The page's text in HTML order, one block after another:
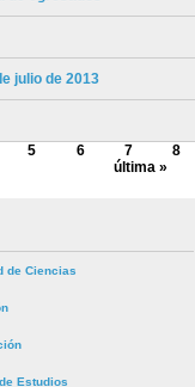
julio de 2013
5 6 7
8
última »
de Ciencias
Estudios